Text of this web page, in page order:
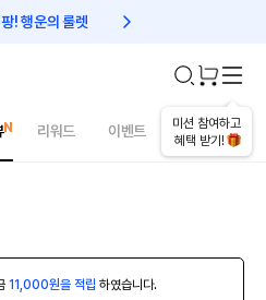
! 행운의 룰렛 친구초대 1만원 리워드!
미션 참여하고
혜택 받기!
리워드 이벤트 건강매거진
11,000원을 적립 하였습니다.